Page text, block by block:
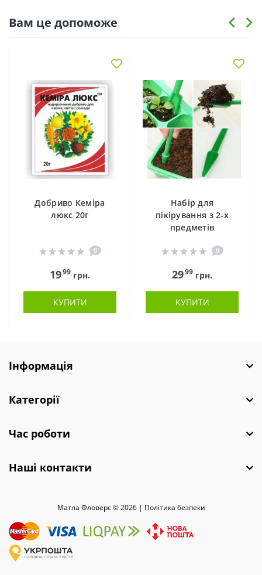
Вам це допоможе
Добриво Кеміра
люкс 20г
0
1999 грн.
КУПИТИ
Набір для
пікірування з 2-х
предметів
0
2999 грн.
КУПИТИ
Інформація
Категорії
Час роботи
Наші контакти
Матла Фловерс © 2026 | Полiтика безпеки